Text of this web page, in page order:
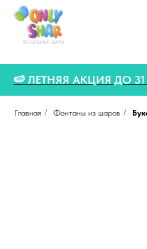
🍉 🍉 ЛЕТНЯЯ АКЦИЯ ДО
Главная / Фонтаны из шаров /